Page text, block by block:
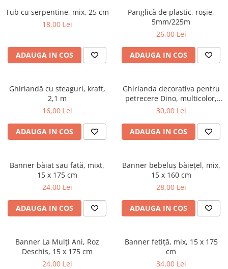
Tub cu serpentine, mix, 25 cm
18,00 Lei
ADAUGA IN COS
Panglică de plastic, roșie,
5mm/225m
26,00 Lei
ADAUGA IN COS
Ghirlandă cu steaguri, kraft,
2,1 m
16,00 Lei
ADAUGA IN COS
Ghirlanda decorativa pentru
petrecere Dino, multicolor,
130 cm
30,00 Lei
ADAUGA IN COS
Banner băiat sau fată, mixt,
15 x 175 cm
24,00 Lei
ADAUGA IN COS
Banner bebeluș băiețel, mix,
15 x 160 cm
28,00 Lei
ADAUGA IN COS
Banner La Mulți Ani, Roz
Deschis, 15 x 175 cm
24,00 Lei
Banner fetiță, mix, 15 x 175
cm
34,00 Lei